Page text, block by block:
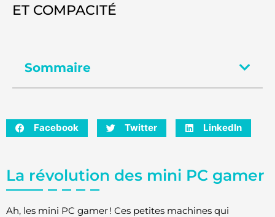
ET COMPACITÉ
Sommaire
Facebook Twitter LinkedIn
La révolution des mini PC gamer
Ah, les mini PC gamer ! Ces petites machines qui